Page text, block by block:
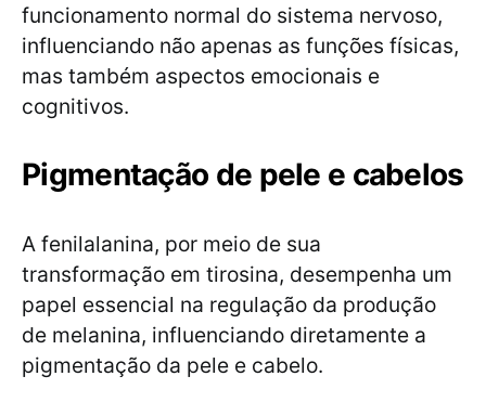
funcionamento normal do sistema nervoso,
influenciando não apenas as funções físicas,
mas também aspectos emocionais e
cognitivos.
Pigmentação de pele e cabelos
A fenilalanina, por meio de sua
transformação em tirosina, desempenha um
papel essencial na regulação da produção
de melanina, influenciando diretamente a
pigmentação da pele e cabelo.